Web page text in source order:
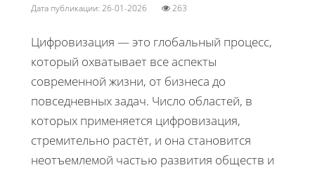
Дата публикации: 26-01-2026 263
Цифровизация — это глобальный процесс,
который охватывает все аспекты
современной жизни, от бизнеса до
повседневных задач. Число областей, в
которых применяется цифровизация,
стремительно растёт, и она становится
неотъемлемой частью развития обществ и